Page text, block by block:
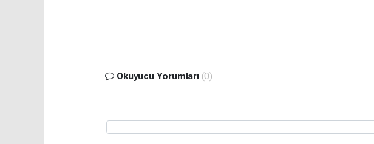
Okuyucu Yorumları (0)